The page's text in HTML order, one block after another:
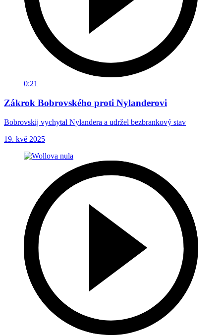
0:21
Zákrok Bobrovského proti Nylanderovi
Bobrovskij vychytal Nylandera a udržel bezbrankový stav
19. kvě 2025